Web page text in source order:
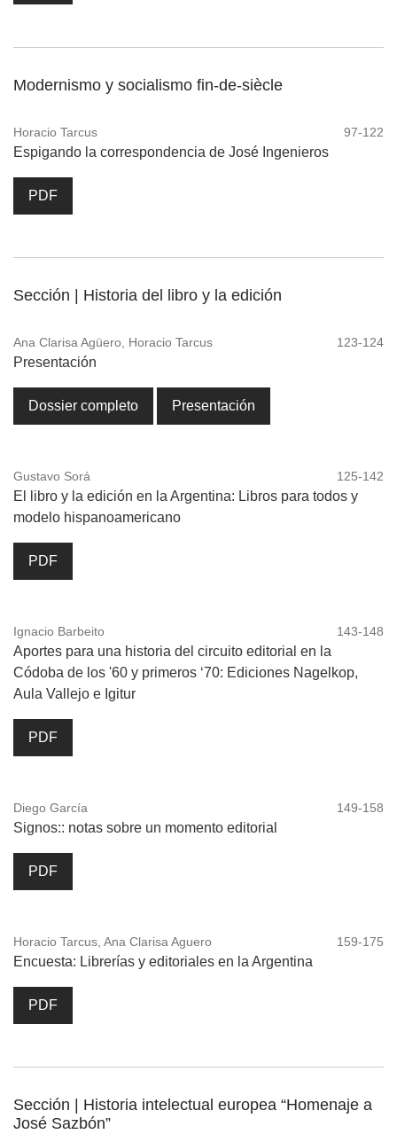
Modernismo y socialismo fin-de-siècle
Horacio Tarcus 97-122
Espigando la correspondencia de José Ingenieros
PDF
Sección | Historia del libro y la edición
Ana Clarisa Agüero, Horacio Tarcus 123-124
Presentación
Dossier completo Presentación
Gustavo Sorá 125-142
El libro y la edición en la Argentina: Libros para todos y
modelo hispanoamericano
PDF
Ignacio Barbeito 143-148
Aportes para una historia del circuito editorial en la
Códoba de los '60 y primeros ‘70: Ediciones Nagelkop,
Aula Vallejo e Igitur
PDF
Diego García 149-158
Signos:: notas sobre un momento editorial
PDF
Horacio Tarcus, Ana Clarisa Aguero 159-175
Encuesta: Librerías y editoriales en la Argentina
PDF
Sección | Historia intelectual europea “Homenaje a
José Sazbón”